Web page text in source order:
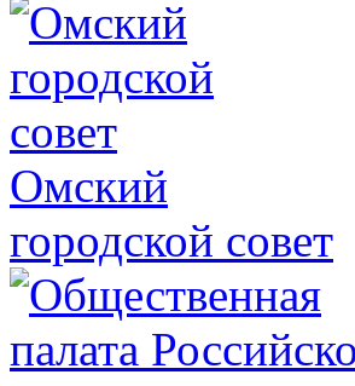
Омский
городской совет